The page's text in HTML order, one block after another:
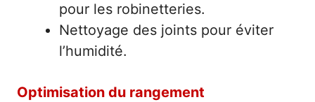
pour les robinetteries.
Nettoyage des joints pour éviter
l’humidité.
Optimisation du rangement